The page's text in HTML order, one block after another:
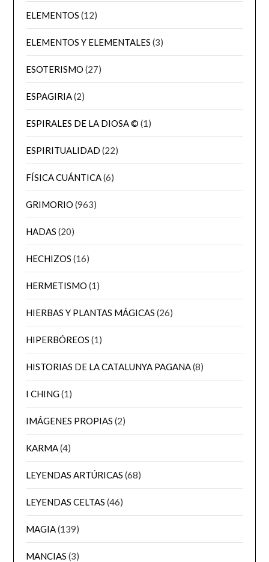
ELEMENTOS (12)
ELEMENTOS Y ELEMENTALES (3)
ESOTERISMO (27)
ESPAGIRIA(2)
ESPIRALES DE LA DIOSA © (1)
ESPIRITUALIDAD (22)
FÍSICA CUÁNTICA(6)
GRIMORIO (963)
HADAS (20)
HECHIZOS (16)
HERMETISMO (1)
HIERBAS Y PLANTAS MÁGICAS (26)
HIPERBÓREOS (1)
HISTORIAS DE LA CATALUNYA PAGANA(8)
I CHING(1)
IMÁGENES PROPIAS (2)
KARMA(4)
LEYENDAS ARTÚRICAS (68)
LEYENDAS CELTAS (46)
MAGIA(139)
MANCIAS (3)